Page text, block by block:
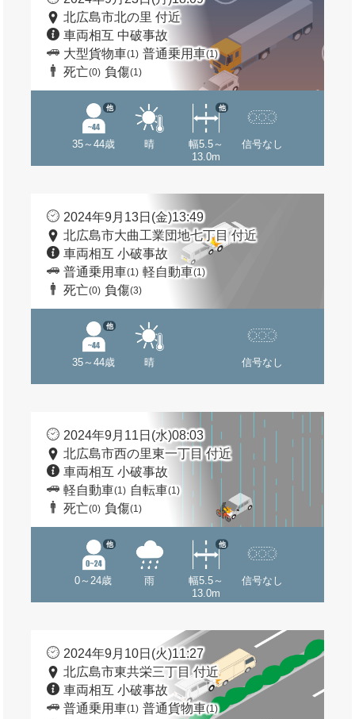
北広島市北の里 付近
車両相互 中破事故
大型貨物車(1) 普通乗用車(1)
死亡(0) 負傷(1)
35～44歳
他
晴
幅5.5～
13.0m
他
信号なし
2024年9月13日(金)13:49
北広島市大曲工業団地七丁目 付近
車両相互 小破事故
普通乗用車(1) 軽自動車(1)
死亡(0) 負傷(3)
35～44歳
他
晴 信号なし
2024年9月11日(水)08:03
北広島市西の里東一丁目 付近
車両相互 小破事故
軽自動車(1) 自転車(1)
死亡(0) 負傷(1)
0～24歳
他
雨
幅5.5～
13.0m
他
信号なし
2024年9月10日(火)11:27
北広島市東共栄三丁目 付近
車両相互 小破事故
普通乗用車(1) 普通貨物車(1)